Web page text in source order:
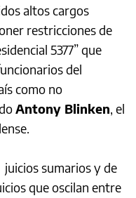
altos cargos
restricciones de
5377” que
del
como no
Antony Blinken, el
sumarios y de
que oscilan entre